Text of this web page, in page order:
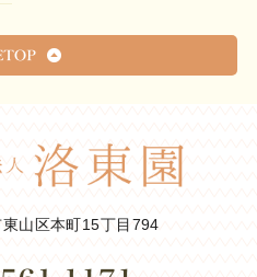
山区本町15丁目794